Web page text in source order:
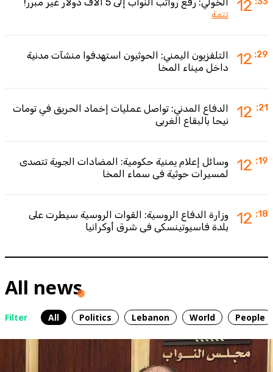
12
تتمة
12 :29
التلفزيون اليمني: الحوثيون استهدفوا منشآت مدنية
داخل ميناء المخا
12 :21
الدفاع المدني: تواصل عمليات إخماد الحريق في تومات
نيحا بالبقاع الغربي
12 :19
وسائل إعلام يمنية حكومية: المضادات الجوية تتصدى
لمسيرات حوثية في سماء المخا
12 :18
وزارة الدفاع الروسية: القوات الروسية سيطرت على
بلدة فاسيوتينسكي في شرق أوكرانيا
All news
Filter All Politics Lebanon World People